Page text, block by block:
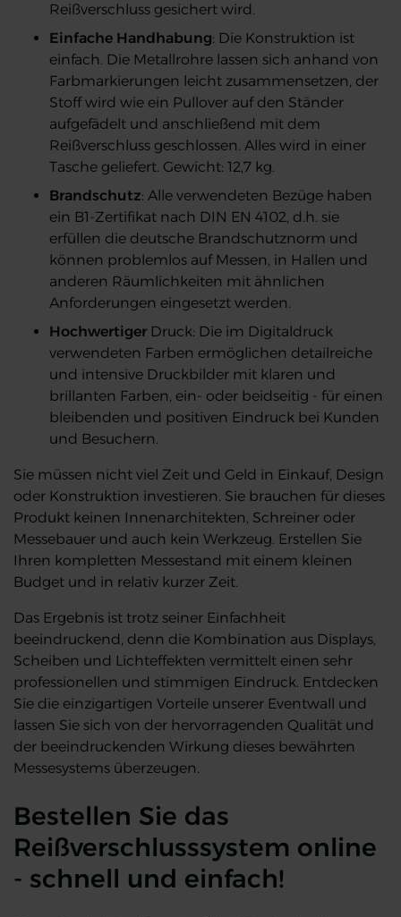
Reißverschluss gesichert wird.
Einfache Handhabung: Die Konstruktion ist
einfach. Die Metallrohre lassen sich anhand von
Farbmarkierungen leicht zusammensetzen, der
Stoff wird wie ein Pullover auf den Ständer
aufgefädelt und anschließend mit dem
Reißverschluss geschlossen. Alles wird in einer
Tasche geliefert. Gewicht: 12,7 kg.
Brandschutz: Alle verwendeten Bezüge haben
ein B1-Zertifikat nach DIN EN 4102, d.h. sie
erfüllen die deutsche Brandschutznorm und
können problemlos auf Messen, in Hallen und
anderen Räumlichkeiten mit ähnlichen
Anforderungen eingesetzt werden.
Hochwertiger Druck: Die im Digitaldruck
verwendeten Farben ermöglichen detailreiche
und intensive Druckbilder mit klaren und
brillanten Farben, ein- oder beidseitig - für einen
bleibenden und positiven Eindruck bei Kunden
und Besuchern.
Sie müssen nicht viel Zeit und Geld in Einkauf, Design
oder Konstruktion investieren. Sie brauchen für dieses
Produkt keinen Innenarchitekten, Schreiner oder
Messebauer und auch kein Werkzeug. Erstellen Sie
Ihren kompletten Messestand mit einem kleinen
Budget und in relativ kurzer Zeit.
Das Ergebnis ist trotz seiner Einfachheit
beeindruckend, denn die Kombination aus Displays,
Scheiben und Lichteffekten vermittelt einen sehr
professionellen und stimmigen Eindruck. Entdecken
Sie die einzigartigen Vorteile unserer Eventwall und
lassen Sie sich von der hervorragenden Qualität und
der beeindruckenden Wirkung dieses bewährten
Messesystems überzeugen.
Bestellen Sie das
Reißverschlusssystem online
- schnell und einfach!